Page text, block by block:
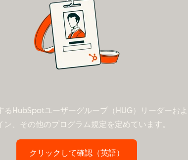
HubSpotユーザーグループ（HUG）リーダーお
、その他のプログラム規定を定めています。
クリックして確認（英語）